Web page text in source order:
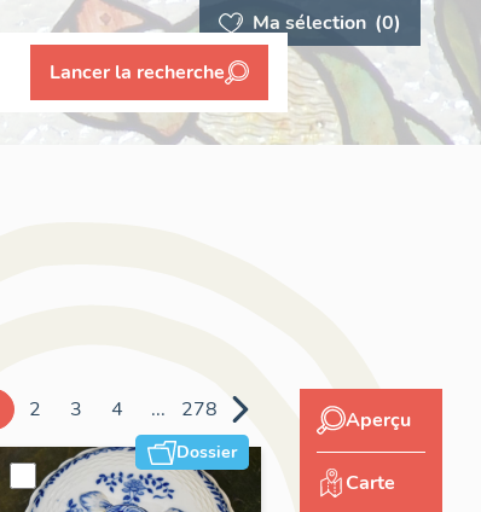
Ma sélection (0)
Lancer la recherche
2 3 4 ... 278
Dossier
Aperçu
Carte